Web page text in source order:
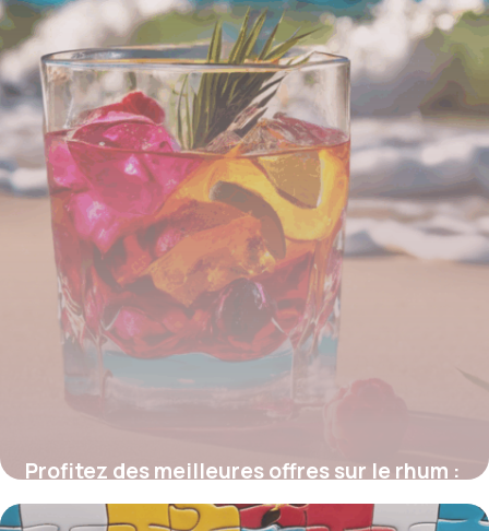
Profitez des meilleures offres sur le rhum :
bons plans, promos et réductions à ne pas